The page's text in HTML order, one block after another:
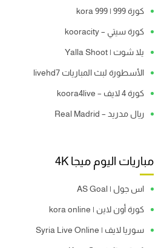
كورة 999 | kora 999
كورة سيتي – kooracity
يلا شوت | Yalla Shoot
الأسطورة لبث المباريات livehd7
كورة 4 لايف – koora4live
ريال مدريد – Real Madrid
مباريات اليوم ميجا 4K
اس جول | AS Goal
كورة أون لاين | kora online
سوريا لايف | Syria Live Online